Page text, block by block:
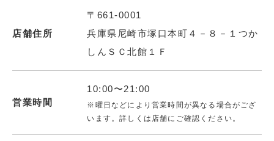
店舗住所
〒661-0001
兵庫県尼崎市塚口本町４－８－１つか
しんＳＣ北館１Ｆ
営業時間
10:00〜21:00
※曜日などにより営業時間が異なる場合がござ
います。詳しくは店舗にご確認ください。